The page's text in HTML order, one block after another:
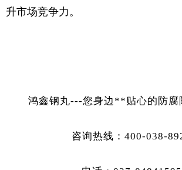
升市场竞争力。
鸿鑫钢丸---您身边**贴心的防腐
咨询热线：400-038-